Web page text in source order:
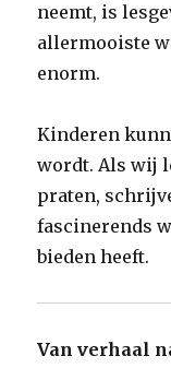
neemt, is
allermooiste
enorm.
Kinderen
wordt. Als wij
praten,
fascinerends
bieden heeft.
Van verhaal